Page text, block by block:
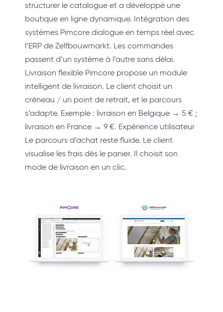
structurer le catalogue et a développé une
boutique en ligne dynamique. Intégration des
systèmes Pimcore dialogue en temps réel avec
l’ERP de Zelfbouwmarkt. Les commandes
passent d’un système à l’autre sans délai.
Livraison flexible Pimcore propose un module
intelligent de livraison. Le client choisit un
créneau / un point de retrait, et le parcours
s’adapte. Exemple : livraison en Belgique → 5 € ;
livraison en France → 9 €. Expérience utilisateur
Le parcours d’achat reste fluide. Le client
visualise les frais dès le panier. Il choisit son
mode de livraison en un clic.